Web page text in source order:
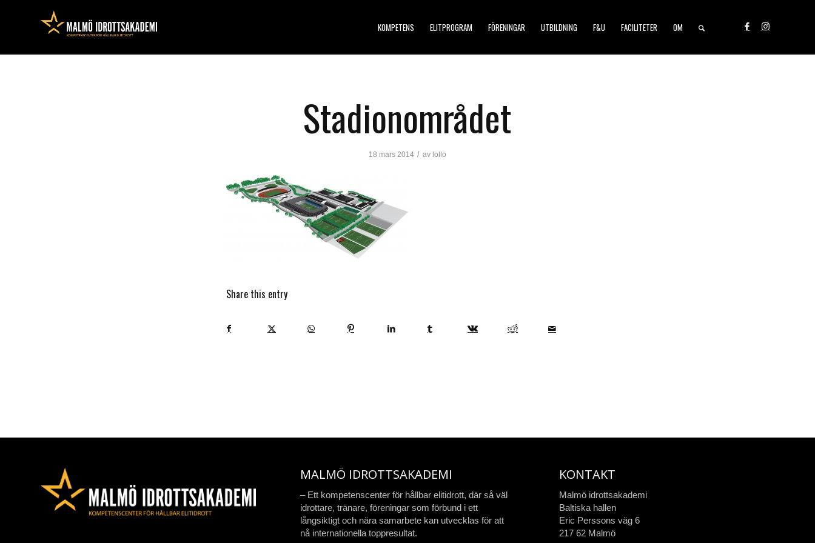
KOMPETENS ELITPROGRAM FÖRENINGAR UTBILDNING F&U FACILITETER OM
Stadionområdet
18 mars 2014 / av lollo
Share this entry
MALMÖ IDROTTSAKADEMI
– Ett kompetenscenter för hållbar elitidrott, där så väl
idrottare, tränare, föreningar som förbund i ett
långsiktigt och nära samarbete kan utvecklas för att
nå internationella toppresultat.
KONTAKT
Malmö idrottsakademi
Baltiska hallen
Eric Perssons väg 6
217 62 Malmö